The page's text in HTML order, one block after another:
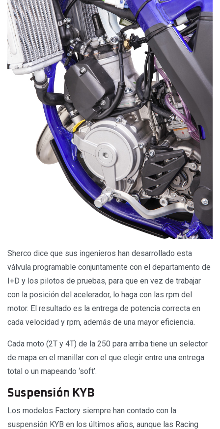
Sherco dice que sus ingenieros han desarrollado esta
válvula programable conjuntamente con el departamento de
I+D y los pilotos de pruebas, para que en vez de trabajar
con la posición del acelerador, lo haga con las rpm del
motor. El resultado es la entrega de potencia correcta en
cada velocidad y rpm, además de una mayor eficiencia.
Cada moto (2T y 4T) de la 250 para arriba tiene un selector
de mapa en el manillar con el que elegir entre una entrega
total o un mapeando ‘soft’.
Suspensión KYB
Los modelos Factory siempre han contado con la
suspensión KYB en los últimos años, aunque las Racing